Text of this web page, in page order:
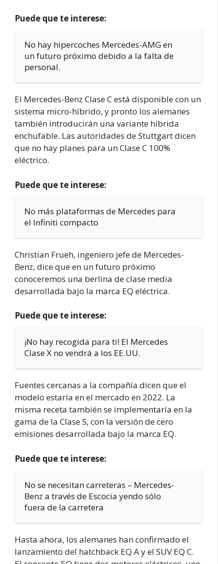
Puede que te interese:
No hay hipercoches Mercedes-AMG en
un futuro próximo debido a la falta de
personal.
El Mercedes-Benz Clase C está disponible con un
sistema micro-híbrido, y pronto los alemanes
también introducirán una variante híbrida
enchufable. Las autoridades de Stuttgart dicen
que no hay planes para un Clase C 100%
eléctrico.
Puede que te interese:
No más plataformas de Mercedes para
el Infiniti compacto
Christian Frueh, ingeniero jefe de Mercedes-
Benz, dice que en un futuro próximo
conoceremos una berlina de clase media
desarrollada bajo la marca EQ eléctrica.
Puede que te interese:
¡No hay recogida para ti! El Mercedes
Clase X no vendrá a los EE.UU.
Fuentes cercanas a la compañía dicen que el
modelo estaría en el mercado en 2022. La
misma receta también se implementaría en la
gama de la Clase S, con la versión de cero
emisiones desarrollada bajo la marca EQ.
Puede que te interese:
No se necesitan carreteras – Mercedes-
Benz a través de Escocia yendo sólo
fuera de la carretera
Hasta ahora, los alemanes han confirmado el
lanzamiento del hatchback EQ A y el SUV EQ C.